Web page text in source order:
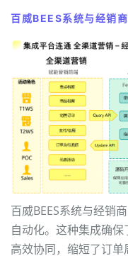
百威BEES系统与经销
百威BEES系统与经销
自动化。这种集成确
高效协同，缩短了订